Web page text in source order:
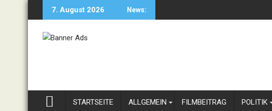
7. August 2026 News:
STARTSEITE ALLGEMEIN FILMBEITRAG POLITIK